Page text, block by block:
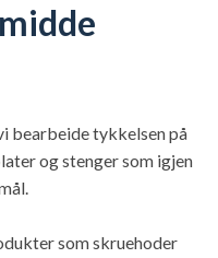
bearbeide tykkelsen på
og stenger som igjen
som skruehoder